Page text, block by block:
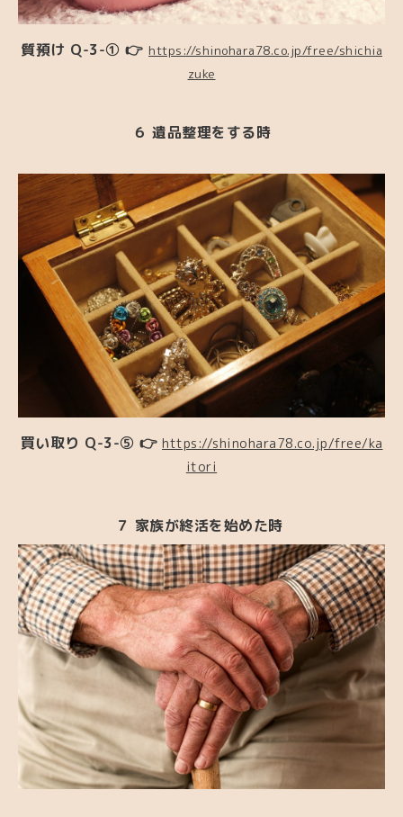
質預け Q-3-① 👉 https://shinohara78.co.jp/free/shichia
zuke
６ 遺品整理をする時
買い取り Q-3-⑤ 👉 https://shinohara78.co.jp/free/ka
itori
７ 家族が終活を始めた時